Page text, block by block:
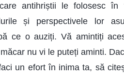
antihriștii le folosesc în
și perspectivele lor
ce o auziți. Vă amintiți
nu vi le puteți aminti.
un efort în inima ta, să